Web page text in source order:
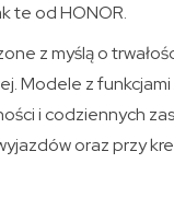
te od HONOR.
z myślą o
Modele z
i codziennych
oraz przy